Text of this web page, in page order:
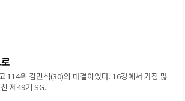
114위 김민석(30)의 대결이었다. 16강에서 가장 많
제49기 SG...